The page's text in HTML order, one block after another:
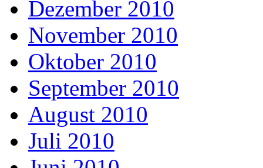
Dezember 2010
November 2010
Oktober 2010
September 2010
August 2010
Juli 2010